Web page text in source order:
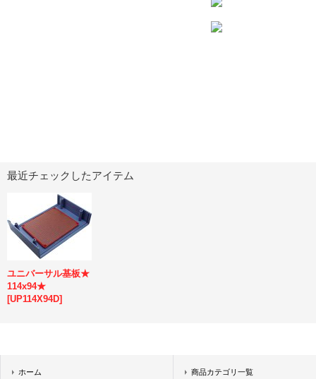
最近チェックしたアイテム
ユニバーサル基板★
114x94★
[UP114X94D]
ホーム 商品カテゴリ一覧